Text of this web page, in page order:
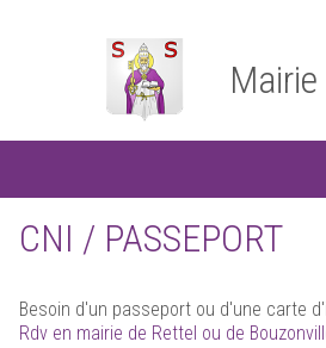
CNI / PASSEPORT
Besoin d'un passeport ou d'une carte
Rdv en mairie de Rettel ou de